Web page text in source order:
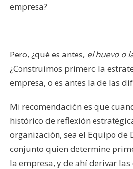
empresa?
Pero, ¿qué es antes, el huevo o
¿Construimos primero la
empresa, o es antes la de las
Mi recomendación es que
histórico de reflexión
organización, sea el Equipo de
conjunto quien determine
la empresa, y de ahí derivar las